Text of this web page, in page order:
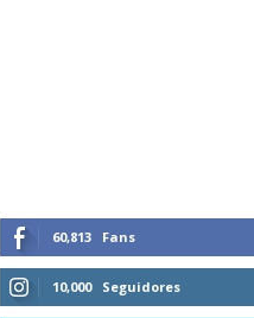
60,813 Fans
10,000 Seguidores